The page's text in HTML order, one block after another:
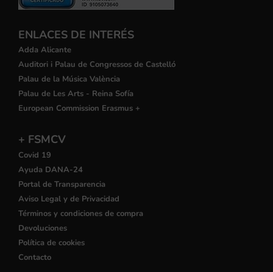
ENLACES DE INTERÉS
Adda Alicante
Auditori i Palau de Congressos de Castelló
Palau de la Música València
Palau de Les Arts - Reina Sofía
European Commission Erasmus +
+ FSMCV
Covid 19
Ayuda DANA-24
Portal de Transparencia
Aviso Legal y de Privacidad
Términos y condiciones de compra
Devoluciones
Política de cookies
Contacto